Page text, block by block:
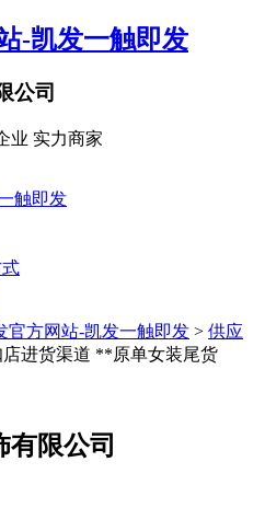
-凯发一触即发
公司
业 实力商家
触即发
官方网站-凯发一触即发 > 供应
进货渠道 **原单女装尾货
限公司